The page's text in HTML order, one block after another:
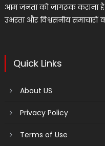
आम जनता को जागरूक कराना है।
उभरता और विश्वसनीय समाचारों
Quick Links
About US
Privacy Policy
Terms of Use